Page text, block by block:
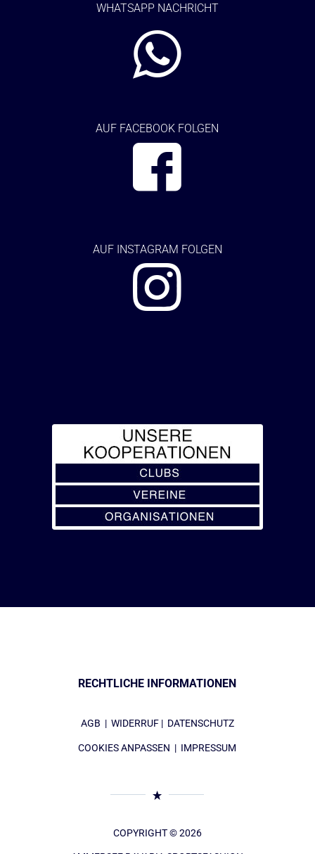
WHATSAPP NACHRICHT
AUF FACEBOOK FOLGEN
AUF INSTAGRAM FOLGEN
RECHTLICHE INFORMATIONEN
AGB | WIDERRUF| DATENSCHUTZ
COOKIES ANPASSEN | IMPRESSUM
COPYRIGHT © 2026